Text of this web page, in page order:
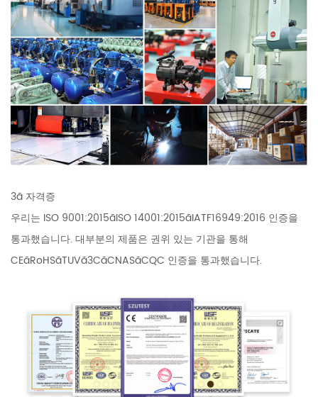
3ã 자격증
우리는 ISO 9001:2015ãISO 14001:2015ãIATF16949:2016 인증을
통과했습니다. 대부분의 제품은 권위 있는 기관을 통해
CEãRoHSãTUVã3CãCNASãCQC 인증을 통과했습니다.